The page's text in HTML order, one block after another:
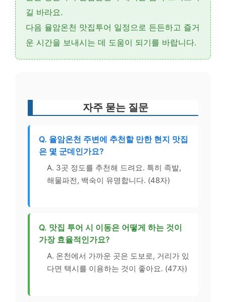
길 바라요.
다음 율암온천 맛집투어 일정으로 든든하고 즐거
운 시간을 보내시는 데 도움이 되기를 바랍니다.
자주 묻는 질문
Q. 율암온천 주변에 추천할 만한 현지 맛집
은 몇 군데인가요?
A. 3곳 정도를 추천해 드려요. 특히 족발,
해물파전, 백숙이 유명합니다. (48자)
Q. 맛집 투어 시 이동은 어떻게 하는 것이
가장 효율적인가요?
A. 온천에서 가까운 곳은 도보로, 거리가 있
다면 택시를 이용하는 것이 좋아요. (47자)